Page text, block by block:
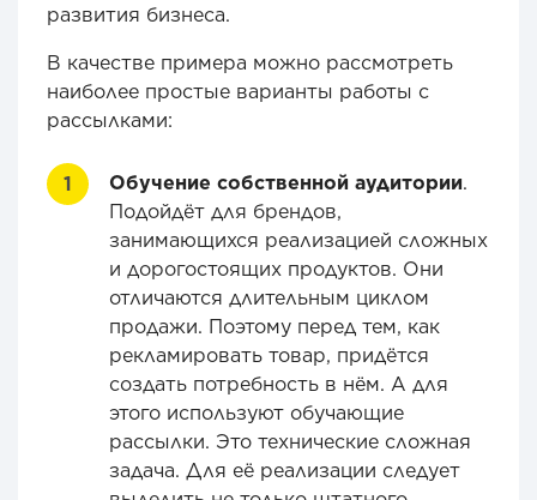
развития бизнеса.
В качестве примера можно рассмотреть
наиболее простые варианты работы с
рассылками:
Обучение собственной аудитории.
Подойдёт для брендов,
занимающихся реализацией сложных
и дорогостоящих продуктов. Они
отличаются длительным циклом
продажи. Поэтому перед тем, как
рекламировать товар, придётся
создать потребность в нём. А для
этого используют обучающие
рассылки. Это технические сложная
задача. Для её реализации следует